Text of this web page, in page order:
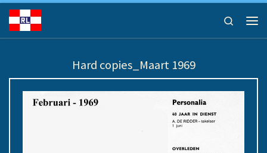
Ga naar inhoud
Search
Hard copies_Maart 1969